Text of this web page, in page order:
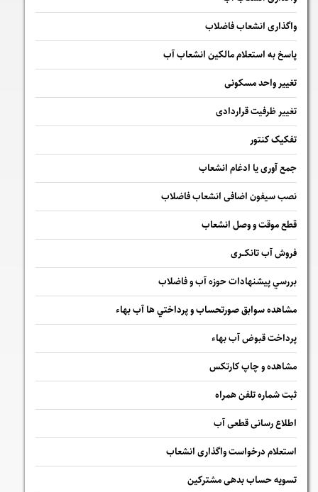
واگذاری انشعاب فاضلاب
پاسخ به استعلام مالكين انشعاب آب
تغییر واحد مسکونی
تغییر ظرفیت قراردادی
تفکیک کنتور
جمع آوری یا ادغام انشعاب
نصب سیفون اضافی انشعاب فاضلاب
قطع موقت و وصل انشعاب
فروش آب تانکــری
بررسي پيشنهادات حوزه آب و فاضلاب
مشاهده سوابق صورتحساب و پرداختي ها آب بهاء
پرداخت قبوض آب بهاء
مشاهده و چاپ کارتکس
ثبت شماره تلفن همراه
اطلاع رسانی قطعی آب
استعلام درخواست واگذاری انشعاب
تسویه حساب بدهی مشترکین